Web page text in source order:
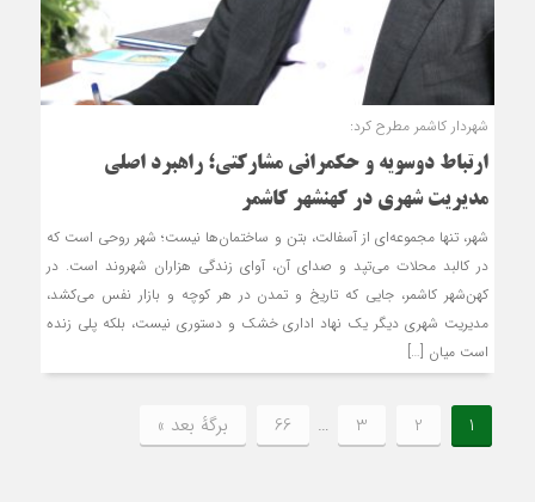
شهردار کاشمر مطرح کرد:
ارتباط دوسویه و حکمرانی مشارکتی؛ راهبرد اصلی
مدیریت شهری در کهنشهر کاشمر
شهر، تنها مجموعه‌ای از آسفالت، بتن و ساختمان‌ها نیست؛ شهر روحی است که
در کالبد محلات می‌تپد و صدای آن، آوای زندگی هزاران شهروند است. در
کهن‌شهر کاشمر، جایی که تاریخ و تمدن در هر کوچه و بازار نفس می‌کشد،
مدیریت شهری دیگر یک نهاد اداری خشک و دستوری نیست، بلکه پلی زنده
است میان […]
1
2
3
…
66 برگهٔ بعد »